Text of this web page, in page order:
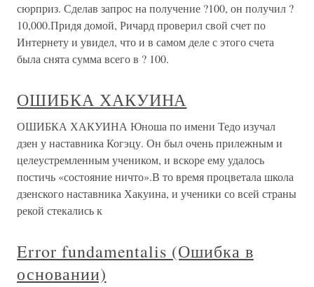
сюрприз. Сделав запрос на получение ?100, он получил ?
10,000.Придя домой, Ричард проверил свой счет по
Интернету и увидел, что и в самом деле с этого счета
была снята сумма всего в ? 100.
ОШИБКА ХАКУИНА
ОШИБКА ХАКУИНА Юноша по имени Тедо изучал
дзен у наставника Когэцу. Он был очень прилежным и
целеустремленным учеником, и вскоре ему удалось
постичь «состояние ничто».В то время процветала школа
дзенского наставника Хакуина, и ученики со всей страны
рекой стекались к
Error fundamentalis (Ошибка в
основании)